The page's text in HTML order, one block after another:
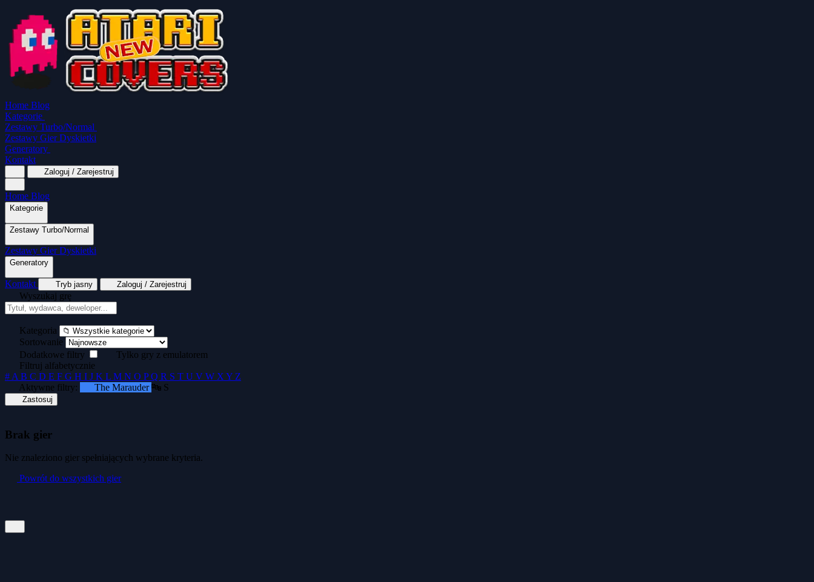
Home Blog
Kategorie
Zestawy Turbo/Normal
Zestawy Gier Dyskietki
Generatory
Kontakt
Zaloguj / Zarejestruj
Home Blog
Kategorie
Wszystkie kategorie
Tekstowe
Zestawy Turbo/Normal
MapaSoft Turbo ROM SparkTurbo 2000
Zestawy Gier Dyskietki
Generatory
Generator kopert dyskietek
Kontakt Tryb jasny Zaloguj / Zarejestruj
Wyszukaj grę
Kategoria
Sortowanie
Dodatkowe filtry
Tylko gry z emulatorem
Filtruj alfabetycznie
# A B C D E F G H I J K L M N O PQ R S T U V W X Y Z
Aktywne filtry:
The Marauder🔤 S
Zastosuj
Brak gier
Nie znaleziono gier spełniających wybrane kryteria.
Powrót do wszystkich gier